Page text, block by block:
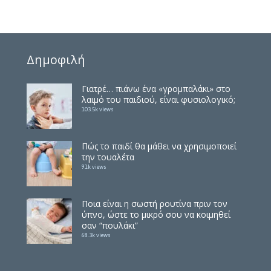
Δημοφιλή
Γιατρέ… πιάνω ένα «γρομπαλάκι» στο
λαιμό του παιδιού, είναι φυσιολογικό;
103.5k views
Πώς το παιδί θα μάθει να χρησιμοποιεί
την τουαλέτα
91k views
Ποια είναι η σωστή ρουτίνα πριν τον
ύπνο, ώστε το μικρό σου να κοιμηθεί
σαν “πουλάκι”
68.3k views